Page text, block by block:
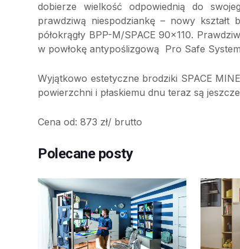
dobierze wielkość odpowiednią do
prawdziwą niespodziankę – nowy kształt
półokrągły BPP-M/SPACE 90×110.
w powłokę antypoślizgową Pro Safe
Wyjątkowo estetyczne brodziki SPACE
powierzchni i płaskiemu dnu teraz są
Cena od: 873 zł/ brutto
Polecane posty